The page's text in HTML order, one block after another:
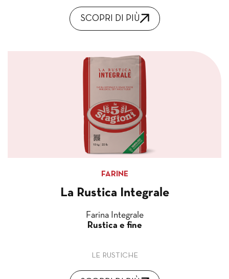
SCOPRI DI PIÙ
FARINE
La Rustica Integrale
Farina Integrale
Rustica e fine
LE RUSTICHE